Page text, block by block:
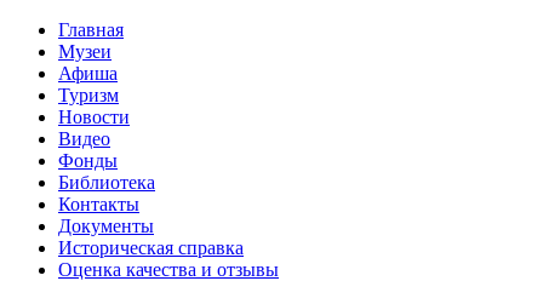
Главная
Музеи
Афиша
Туризм
Новости
Видео
Фонды
Библиотека
Контакты
Документы
Историческая справка
Оценка качества и отзывы